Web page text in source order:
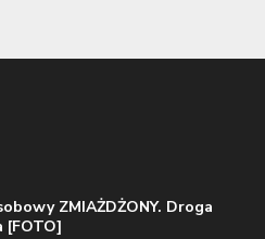
ZMIAŻDŻONY. Droga
[FOTO]